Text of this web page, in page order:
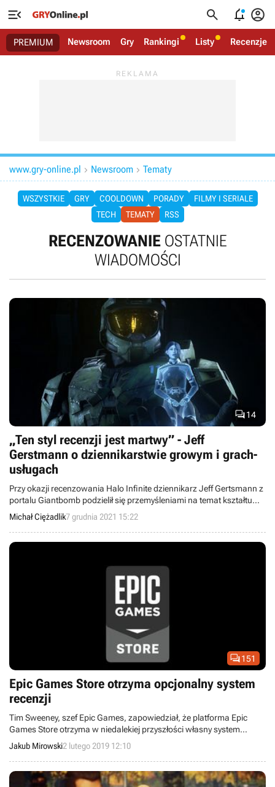
   
PREMIUM Newsroom Gry Rankingi Listy Recenzje
www.gry-online.pl  Newsroom  Tematy
WSZYSTKIE GRY COOLDOWN PORADY
FILMY I SERIALE
TECH
TEMATY RSS
RECENZOWANIEOSTATNIE
WIADOMOŚCI
14
„Ten styl recenzji jest martwy” - Jeff
Gerstmann o dziennikarstwie growym i grach-
usługach
Przy okazji recenzowania Halo Infinite dziennikarz Jeff Gertsmann z
portalu Giantbomb podzielił się przemyśleniami na temat kształtu
recenzji gier wideo i ich zasadności w obecnej formie w dobie
popularyzujących się gier-usług i abonamentów.
Michał Ciężadlik7 grudnia 2021 15:22
151
Epic Games Store otrzyma opcjonalny system
recenzji
Tim Sweeney, szef Epic Games, zapowiedział, że platforma Epic
Games Store otrzyma w niedalekiej przyszłości własny system
recenzji, który deweloperzy będą mogli opcjonalnie włączyć.
Jakub Mirowski2 lutego 2019 12:10